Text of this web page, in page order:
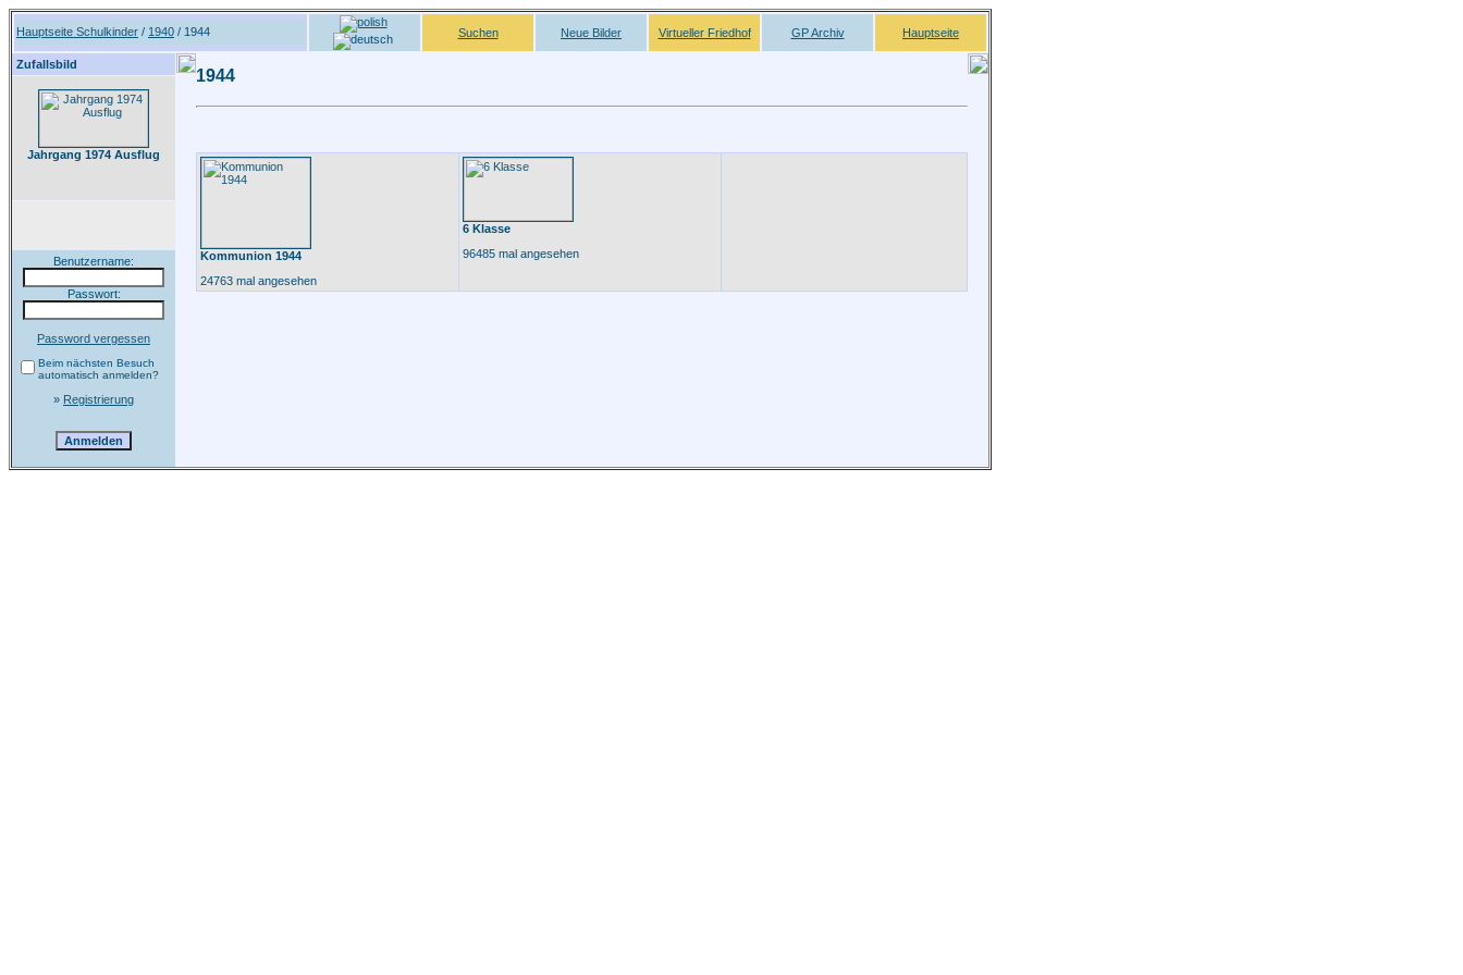
Hauptseite Schulkinder / 1940 / 1944 Suchen Neue Bilder Virtueller Friedhof GP Archiv Hauptseite
Zufallsbild
Jahrgang 1974 Ausflug
Benutzername:
Passwort:
Password vergessen
Beim nächsten Besuch
automatisch anmelden?
» Registrierung
1944
Kommunion 1944
24763 mal angesehen
6 Klasse
96485 mal angesehen